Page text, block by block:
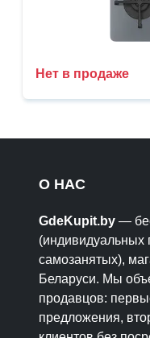
Нет в продаже
О НАС
GdeKupit.by —
(индивидуальных
самозанятых),
Беларуси. Мы
продавцов:
предложения,